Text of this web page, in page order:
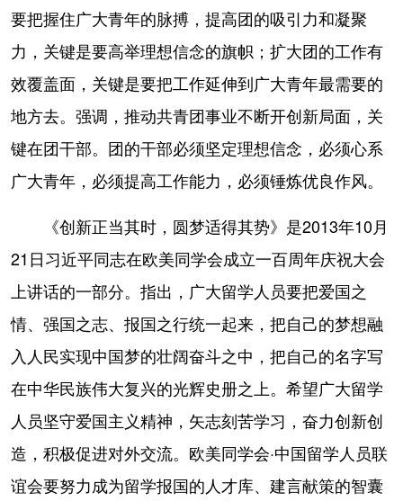
要把握住广大青年的脉搏，提高团的吸引力和凝聚
力，关键是要高举理想信念的旗帜；扩大团的工作有
效覆盖面，关键是要把工作延伸到广大青年最需要的
地方去。强调，推动共青团事业不断开创新局面，关
键在团干部。团的干部必须坚定理想信念，必须心系
广大青年，必须提高工作能力，必须锤炼优良作风。
《创新正当其时，圆梦适得其势》是2013年10月
21日习近平同志在欧美同学会成立一百周年庆祝大会
上讲话的一部分。指出，广大留学人员要把爱国之
情、强国之志、报国之行统一起来，把自己的梦想融
入人民实现中国梦的壮阔奋斗之中，把自己的名字写
在中华民族伟大复兴的光辉史册之上。希望广大留学
人员坚守爱国主义精神，矢志刻苦学习，奋力创新创
造，积极促进对外交流。欧美同学会·中国留学人员联
谊会要努力成为留学报国的人才库、建言献策的智囊